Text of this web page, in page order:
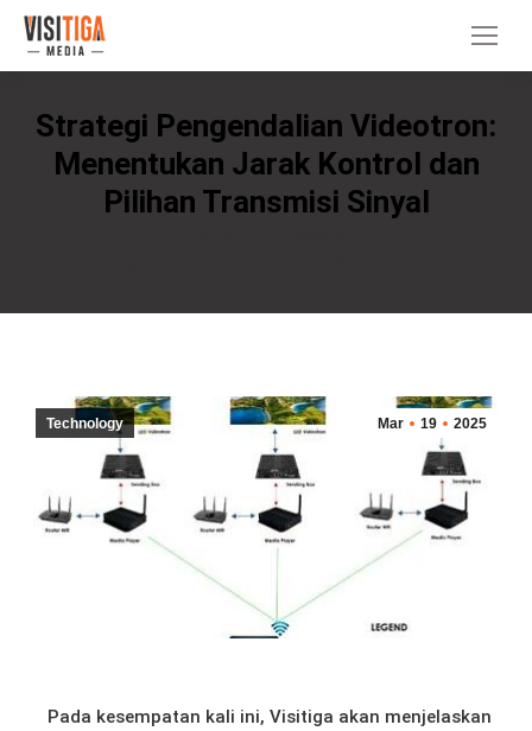
Strategi Pengendalian Videotron:
Menentukan Jarak Kontrol dan
Pilihan Transmisi Sinyal
Mar 19 2025
Technology
Pada kesempatan kali ini, Visitiga akan menjelaskan